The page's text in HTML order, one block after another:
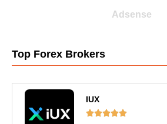
Adsense
Top Forex Brokers
IUX
